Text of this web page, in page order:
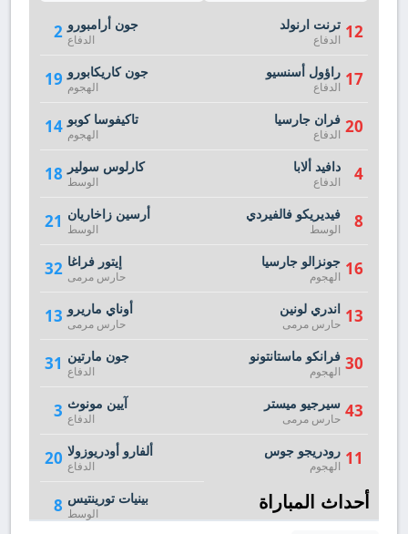
2 جون أرامبورو
الدفاع
19 جون كاريكابورو
الهجوم
14 تاكيفوسا كوبو
الهجوم
18 كارلوس سولير
الوسط
21 أرسين زاخاريان
الوسط
32 إيتور فراغا
حارس مرمى
13 أوناي ماريرو
حارس مرمى
31 جون مارتين
الدفاع
3 آيين مونوث
الدفاع
20 ألفارو أودريوزولا
الدفاع
8 بينيات تورينتيس
الوسط
12 ترنت ارنولد
الدفاع
17 راؤول أسنسيو
الدفاع
20 فران جارسيا
الدفاع
4 دافيد ألابا
الدفاع
8 فيديريكو فالفيردي
الوسط
16 جونزالو جارسيا
الهجوم
13 اندري لونين
حارس مرمى
30 فرانكو ماستانتونو
الهجوم
43 سيرجيو ميستر
حارس مرمى
11 رودريجو جوس
الهجوم
أحداث المباراة